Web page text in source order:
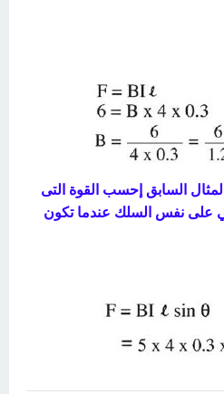
السابق إحسب القوة التى
على نفس السلك عندما تكون